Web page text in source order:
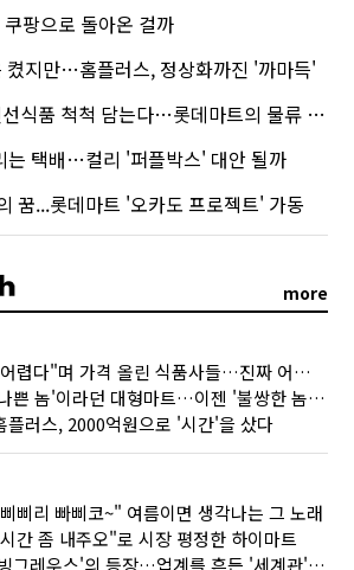
팡으로 돌아온 걸까
켰지만…홈플러스, 정상화까진 '까마득'
식품 척척 담는다…롯데마트의 물류 혁신
는 택배…컬리 '퍼플박스' 대안 될까
꿈...롯데마트 '오카도 프로젝트' 가동
more
"어렵다"며 가격 올린 식품사들…진짜 어려운 거 맞아?
'나쁜 놈'이라던 대형마트…이젠 '불쌍한 놈' 됐다
플러스, 2000억원으로 '시간'을 샀다
삐리 빠삐코~" 여름이면 생각나는 그 노래
간 좀 내주오"로 시장 평정한 하이마트
'빙그레우스'의 등장…업계를 흔든 '세계관' 마케팅